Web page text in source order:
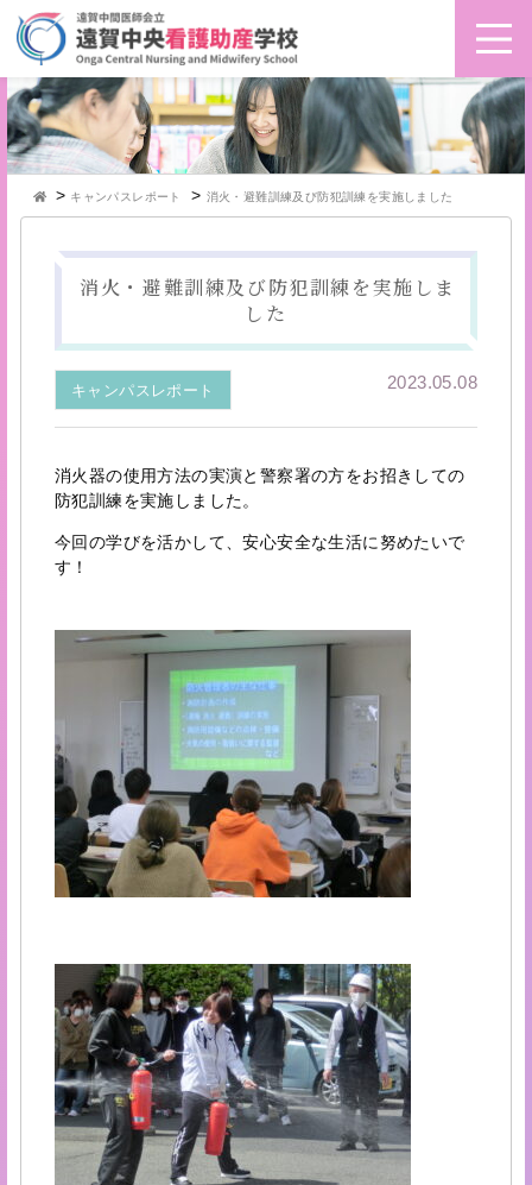
> キャンパスレポート > 消火・避難訓練及び防犯訓練を実施しました
消火・避難訓練及び防犯訓練を実施しま
した
キャンパスレポート 2023.05.08
消火器の使用方法の実演と警察署の方をお招きしての
防犯訓練を実施しました。
今回の学びを活かして、安心安全な生活に努めたいで
す！